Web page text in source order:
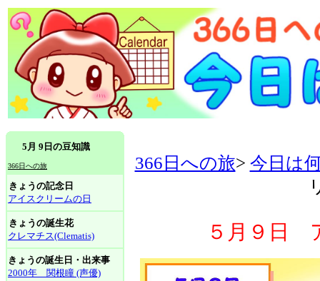
5月 9日の豆知識
366日への旅
きょうの記念日
アイスクリームの日
きょうの誕生花
クレマチス(Clematis)
きょうの誕生日・出来事
2000年 関根瞳 (声優)
366日への旅> 今日は
５月９日